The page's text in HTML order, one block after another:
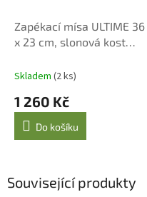
Zapékací mísa ULTIME 36
x 23 cm, slonová kost
Skladem (2 ks)
1 260 Kč
Do košíku
Související produkty